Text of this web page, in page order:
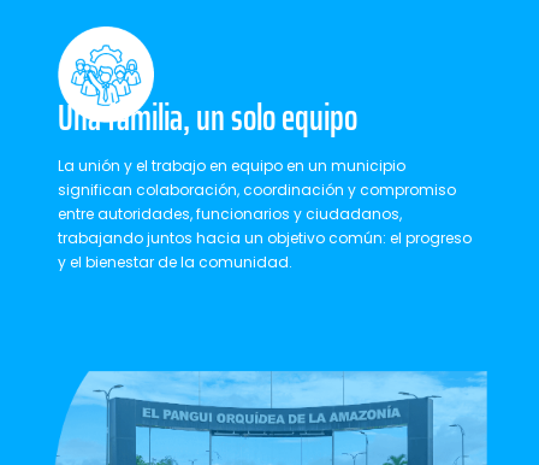
Una familia, un solo equipo
La unión y el trabajo en equipo en un municipio
significan colaboración, coordinación y compromiso
entre autoridades, funcionarios y ciudadanos,
trabajando juntos hacia un objetivo común: el progreso
y el bienestar de la comunidad.